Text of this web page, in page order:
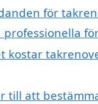
för
professionella
kostar
till att